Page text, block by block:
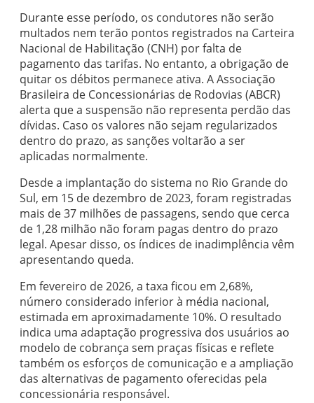
Durante esse período, os condutores não serão
multados nem terão pontos registrados na Carteira
Nacional de Habilitação (CNH) por falta de
pagamento das tarifas. No entanto, a obrigação de
quitar os débitos permanece ativa. A Associação
Brasileira de Concessionárias de Rodovias (ABCR)
alerta que a suspensão não representa perdão das
dívidas. Caso os valores não sejam regularizados
dentro do prazo, as sanções voltarão a ser
aplicadas normalmente.
Desde a implantação do sistema no Rio Grande do
Sul, em 15 de dezembro de 2023, foram registradas
mais de 37 milhões de passagens, sendo que cerca
de 1,28 milhão não foram pagas dentro do prazo
legal. Apesar disso, os índices de inadimplência vêm
apresentando queda.
Em fevereiro de 2026, a taxa ficou em 2,68%,
número considerado inferior à média nacional,
estimada em aproximadamente 10%. O resultado
indica uma adaptação progressiva dos usuários ao
modelo de cobrança sem praças físicas e reflete
também os esforços de comunicação e a ampliação
das alternativas de pagamento oferecidas pela
concessionária responsável.